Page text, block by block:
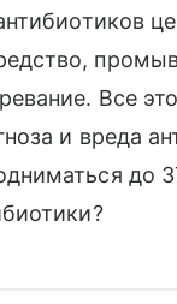
Все
и вреда
до